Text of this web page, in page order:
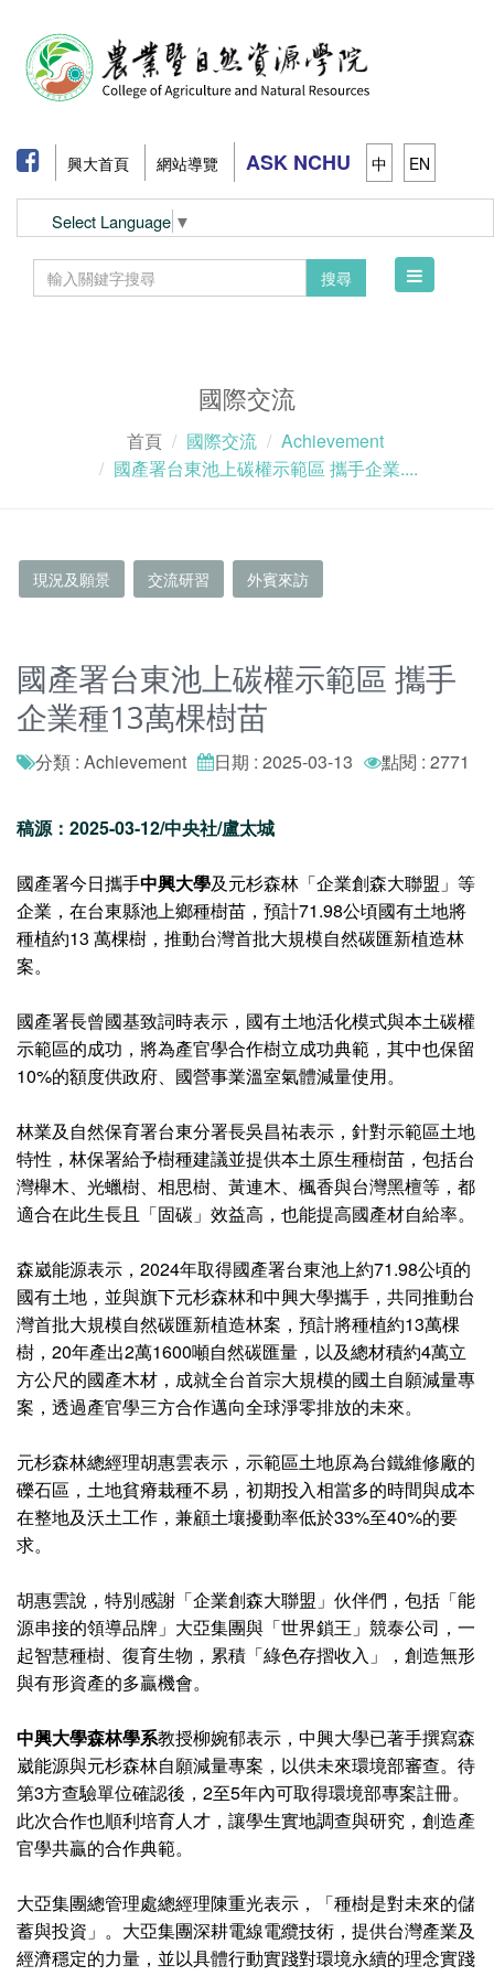
興大首頁 網站導覽 ASK NCHU 中 EN
Select Language ▼
搜尋
Toggle
國際交流
首頁 國際交流
Achievement
國產署台東池上碳權示範區 攜手企業....
現況及願景 交流研習 外賓來訪
國產署台東池上碳權示範區 攜手
企業種13萬棵樹苗
分類 : Achievement 日期 : 2025-03-13 點閱 : 2771
稿源：2025-03-12/中央社/盧太城
國產署今日攜手中興大學及元杉森林「企業創森大聯盟」等
企業，在台東縣池上鄉種樹苗，預計71.98公頃國有土地將
種植約13 萬棵樹，推動台灣首批大規模自然碳匯新植造林
案。
國產署長曾國基致詞時表示，國有土地活化模式與本土碳權
示範區的成功，將為產官學合作樹立成功典範，其中也保留
10%的額度供政府、國營事業溫室氣體減量使用。
林業及自然保育署台東分署長吳昌祐表示，針對示範區土地
特性，林保署給予樹種建議並提供本土原生種樹苗，包括台
灣櫸木、光蠟樹、相思樹、黃連木、楓香與台灣黑檀等，都
適合在此生長且「固碳」效益高，也能提高國產材自給率。
森崴能源表示，2024年取得國產署台東池上約71.98公頃的
國有土地，並與旗下元杉森林和中興大學攜手，共同推動台
灣首批大規模自然碳匯新植造林案，預計將種植約13萬棵
樹，20年產出2萬1600噸自然碳匯量，以及總材積約4萬立
方公尺的國產木材，成就全台首宗大規模的國土自願減量專
案，透過產官學三方合作邁向全球淨零排放的未來。
元杉森林總經理胡惠雲表示，示範區土地原為台鐵維修廠的
礫石區，土地貧瘠栽種不易，初期投入相當多的時間與成本
在整地及沃土工作，兼顧土壤擾動率低於33%至40%的要
求。
胡惠雲說，特別感謝「企業創森大聯盟」伙伴們，包括「能
源串接的領導品牌」大亞集團與「世界鎖王」競泰公司，一
起智慧種樹、復育生物，累積「綠色存摺收入」，創造無形
與有形資產的多贏機會。
中興大學森林學系教授柳婉郁表示，中興大學已著手撰寫森
崴能源與元杉森林自願減量專案，以供未來環境部審查。待
第3方查驗單位確認後，2至5年內可取得環境部專案註冊。
此次合作也順利培育人才，讓學生實地調查與研究，創造產
官學共贏的合作典範。
大亞集團總管理處總經理陳重光表示，「種樹是對未來的儲
蓄與投資」。大亞集團深耕電線電纜技術，提供台灣產業及
經濟穩定的力量，並以具體行動實踐對環境永續的理念實踐